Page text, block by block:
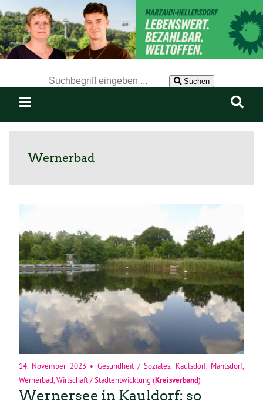
Suchen
Wernerbad
14. November 2023 • Gesundheit / Soziales Kaulsdorf, Mahlsdorf,
Wernerbad Wirtschaft / Stadtentwicklung (Kreisverband)
Wernersee in Kauldorf: so